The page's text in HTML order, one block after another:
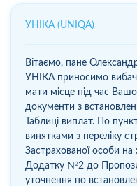
УНІКА (UNIQA)
Вітаємо, пане
УНІКА приносимо
мати місце під час
документи з
Таблиці виплат. По
винятками з переліку
Застрахованої особи на
Додатку №2 до
уточнення по